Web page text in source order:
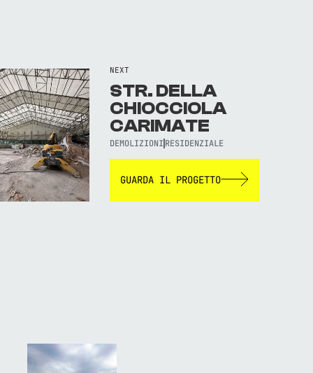
NEXT
STR. DELLA
CHIOCCIOLA
CARIMATE
DEMOLIZIONI RESIDENZIALE
GUARDA IL PROGETTO